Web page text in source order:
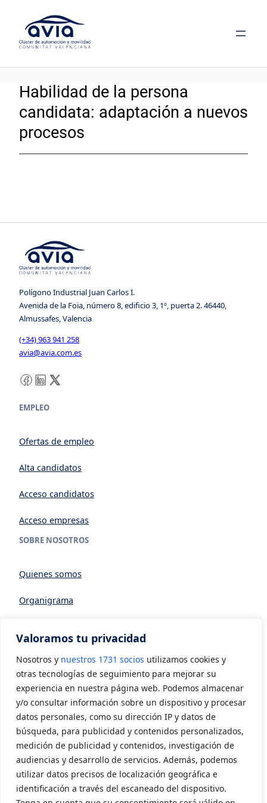
Valoramos tu privacidad
Nosotros y nuestros 1731 socios utilizamos cookies y
otras tecnologías de seguimiento para mejorar su
experiencia en nuestra página web. Podemos almacenar
y/o consultar información sobre un dispositivo y procesar
datos personales, como su dirección IP y datos de
búsqueda, para publicidad y contenidos personalizados,
medición de publicidad y contenidos, investigación de
audiencias y desarrollo de servicios. Además, podemos
utilizar datos precisos de localización geográfica e
identificación a través del escaneado del dispositivo.
contenido
Habilidad de la persona
candidata: adaptación a nuevos
procesos
Polígono Industrial Juan Carlos I.
Avenida de la Foia, número 8, edificio 3, 1º, puerta 2. 46440,
Almussafes, Valencia
(+34) 963 941 258
avia@avia.com.es
Facebook LinkedIn X
EMPLEO
Ofertas de empleo
Alta candidatos
Acceso candidatos
Acceso empresas
SOBRE NOSOTROS
Quienes somos
Organigrama
Asociarse a AVIA
CONTACTO
Contacto
LEGAL
Aviso Legal
Política de privacidad